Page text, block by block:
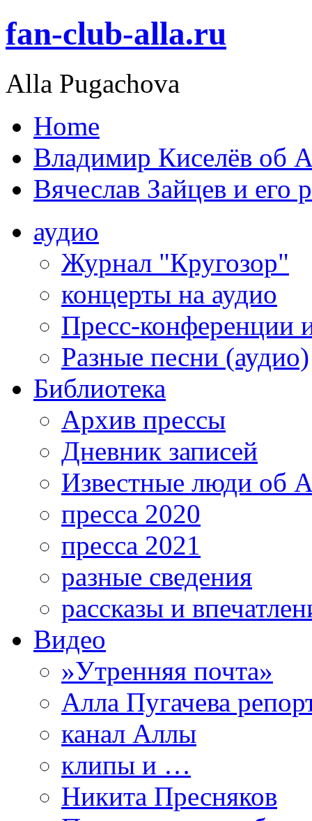
fan-club-alla.ru
Alla Pugachova
Home
Владимир Киселёв об
Вячеслав Зайцев и его
аудио
Журнал "Кругозор"
концерты на аудио
Пресс-конференции
Разные песни (аудио)
Библиотека
Архив прессы
Дневник записей
Известные люди об
пресса 2020
пресса 2021
разные сведения
рассказы и
Видео
»Утренняя почта»
Алла Пугачева
канал Аллы
клипы и …
Никита Пресняков